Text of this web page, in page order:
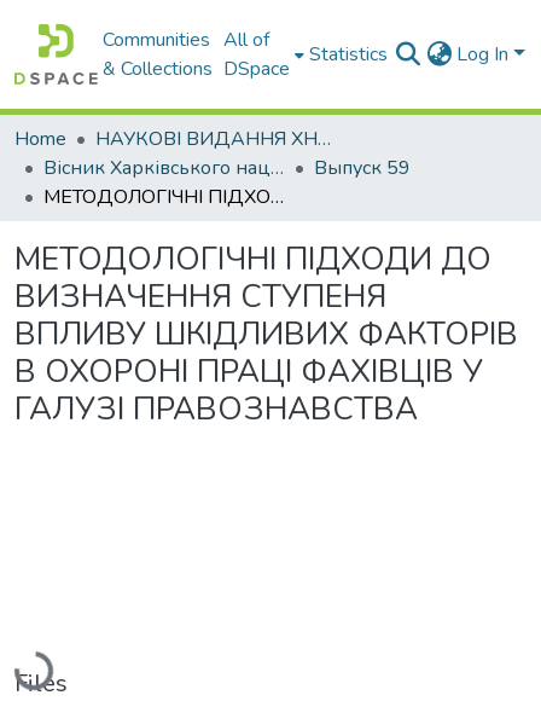
Communities
& Collections
All of
DSpace
Statistics Log In
Home
НАУКОВІ ВИДАННЯ ХНАДУ
Вісник Харківського національного автомобільно-дорожнього університету / Вестник Харьковского национального автомобильно-дорожного университета
Выпуск 59
МЕТОДОЛОГІЧНІ ПІДХОДИ ДО ВИЗНАЧЕННЯ СТУПЕНЯ ВПЛИВУ ШКІДЛИВИХ ФАКТОРІВ В ОХОРОНІ ПРАЦІ ФАХІВЦІВ У ГАЛУЗІ ПРАВОЗНАВСТВА
МЕТОДОЛОГІЧНІ ПІДХОДИ ДО
ВИЗНАЧЕННЯ СТУПЕНЯ
ВПЛИВУ ШКІДЛИВИХ ФАКТОРІВ
В ОХОРОНІ ПРАЦІ ФАХІВЦІВ У
ГАЛУЗІ ПРАВОЗНАВСТВА
Loading...
Files